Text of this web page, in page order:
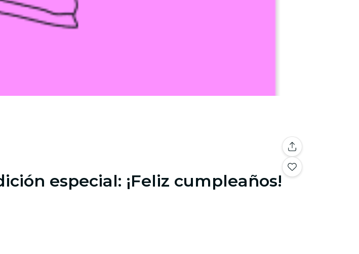
especial: ¡Feliz cumpleaños!